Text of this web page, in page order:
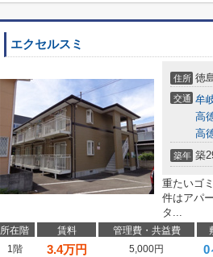
エクセルスミ
住所 徳
交通 牟
高
高
築年 築
重たいゴ
件はアパ
タ...
所在階 賃料 管理費・共益費
1階
3.4万円 5,000円 0